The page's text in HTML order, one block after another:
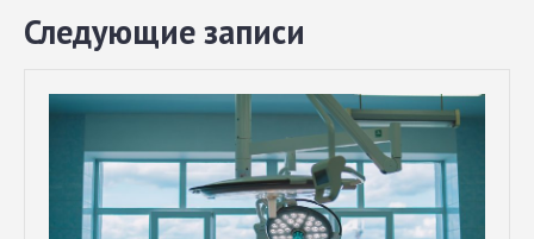
Следующие записи